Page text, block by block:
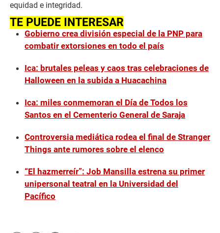
equidad e integridad.
TE PUEDE INTERESAR
Gobierno crea división especial de la PNP para
combatir extorsiones en todo el país
Ica: brutales peleas y caos tras celebraciones de
Halloween en la subida a Huacachina
Ica: miles conmemoran el Día de Todos los
Santos en el Cementerio General de Saraja
Controversia mediática rodea el final de Stranger
Things ante rumores sobre el elenco
“El hazmerreír”: Job Mansilla estrena su primer
unipersonal teatral en la Universidad del
Pacífico